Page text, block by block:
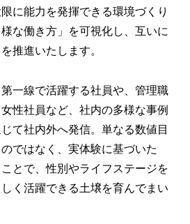
に能力を発揮できる環境づくり
な働き方」を可視化し、互いに
推進いたします。
一線で活躍する社員や、管理職
性社員など、社内の多様な事例
て社内外へ発信。単なる数値目
ではなく、実体験に基づいた
ことで、性別やライフステージを
く活躍できる土壌を育んでまい